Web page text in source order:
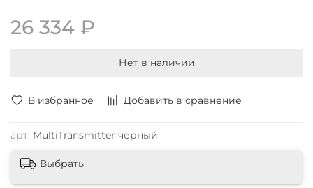
В избранное Добавить в сравнение
арт. MultiTransmitter черный
26 334 ₽
Нет в наличии
Выбрать